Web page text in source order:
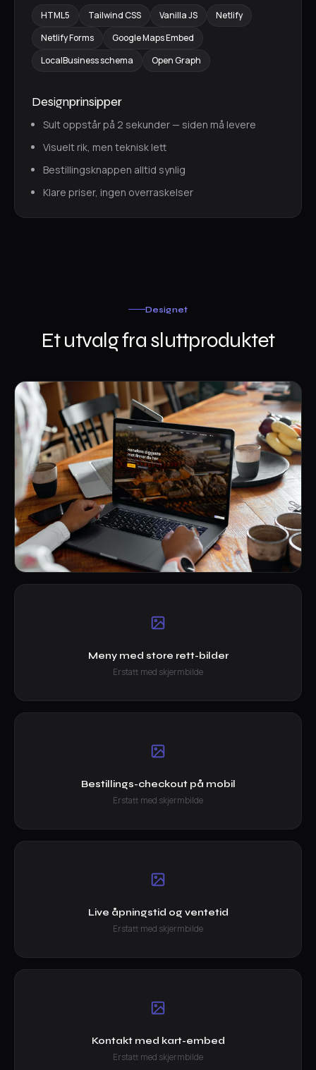
HTML5 Tailwind CSS Vanilla JS
Netlify
Netlify Forms
Google Maps Embed
LocalBusiness schema
Open Graph
Designprinsipper
Sult oppstår på 2 sekunder — siden må levere
Visuelt rik, men teknisk lett
Bestillingsknappen alltid synlig
Klare priser, ingen overraskelser
Designet
Et utvalg fra sluttproduktet
Meny med store rett-bilder
Erstatt med skjermbilde
Bestillings-checkout på mobil
Erstatt med skjermbilde
Live åpningstid og ventetid
Erstatt med skjermbilde
Kontakt med kart-embed
Erstatt med skjermbilde